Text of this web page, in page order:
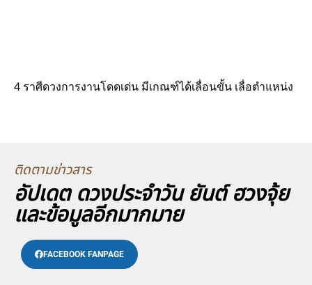
4 ราศีดวงการงานโดดเด่น มีเกณฑ์ได้เลื่อนขั้น เลื่อตำแหน่ง
ติดตามข่าวสาร
อัปเดต ดวงประจำวัน ยันต์ ฮวงจุ้ย
และข้อมูลอีกมากมาย
FACEBOOK FANPAGE